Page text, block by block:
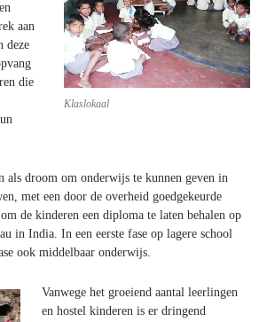
Klaslokaal
aan
deze
die
als droom om onderwijs te kunnen geven in
met een door de overheid goedgekeurde
de kinderen een diploma te laten behalen op
in India. In een eerste fase op lagere school
ook middelbaar onderwijs.
Vanwege het groeiend aantal leerlingen
en hostel kinderen is er dringend